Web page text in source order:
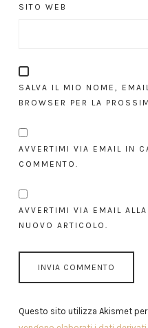
SITO WEB
SALVA IL MIO NOME,
BROWSER PER LA
AVVERTIMI VIA EMAIL IN
COMMENTO.
AVVERTIMI VIA EMAIL
NUOVO ARTICOLO.
Questo sito utilizza Akismet